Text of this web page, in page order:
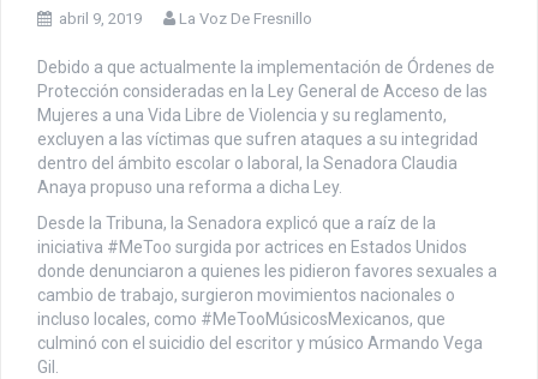
abril 9, 2019 La Voz De Fresnillo
Debido a que actualmente la implementación de Órdenes de
Protección consideradas en la Ley General de Acceso de las
Mujeres a una Vida Libre de Violencia y su reglamento,
excluyen a las víctimas que sufren ataques a su integridad
dentro del ámbito escolar o laboral, la Senadora Claudia
Anaya propuso una reforma a dicha Ley.
Desde la Tribuna, la Senadora explicó que a raíz de la
iniciativa #MeToo surgida por actrices en Estados Unidos
donde denunciaron a quienes les pidieron favores sexuales a
cambio de trabajo, surgieron movimientos nacionales o
incluso locales, como #MeTooMúsicosMexicanos, que
culminó con el suicidio del escritor y músico Armando Vega
Gil.